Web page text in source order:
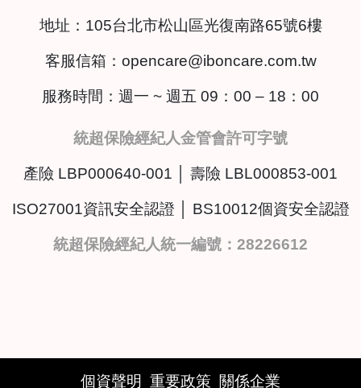
地址： 105台北市松山區光復南路65號6樓
客服信箱： opencare@iboncare.com.tw
服務時間：週一 ~ 週五 09：00 – 18：00
統超保險經紀人金管會許可字號
產險 LBP000640-001 │ 壽險 LBL000853-001
ISO27001資訊安全認證 │ BS10012個資安全認證
統超保險經紀人統一編號：28226612
個資聲明 重要政策 關係企業